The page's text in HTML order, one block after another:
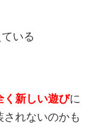
いる
く新しい遊びに
れないのかも